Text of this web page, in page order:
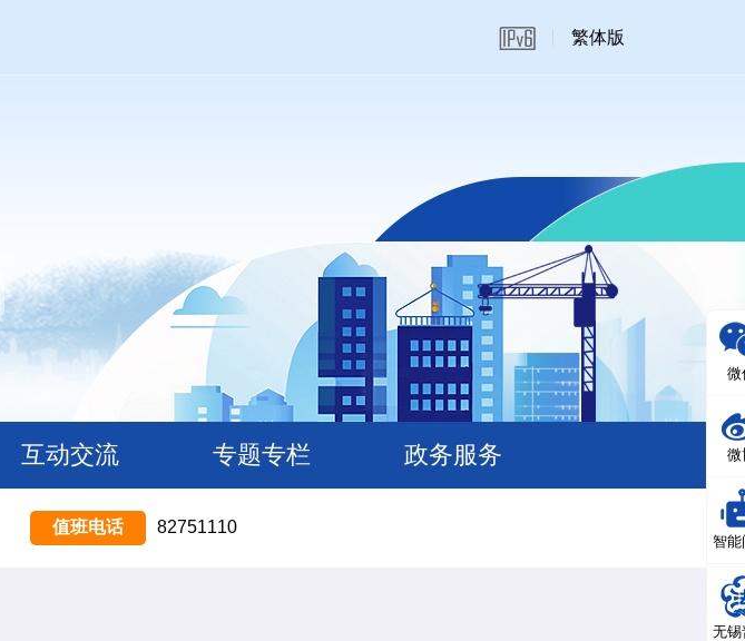
繁体版
互动交流 专题专栏 政务服务
值班电话 82751110
微
微
智能
无锡